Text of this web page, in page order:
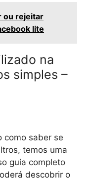
ou rejeitar
lite
na
simples –
como saber se
temos uma
guia completo
descobrir o